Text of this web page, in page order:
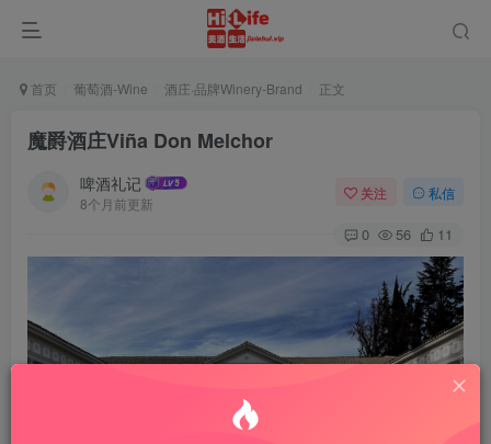
首页 葡萄酒-Wine 酒庄·品牌Winery-Brand 正文
魔爵酒庄Viña Don Melchor
啤酒礼记
8个月前更新
关注 私信
0 56 11